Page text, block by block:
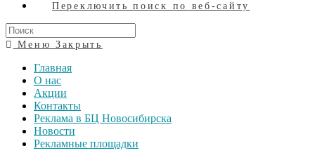
Переключить поиск по веб-сайту
Меню Закрыть
Главная
О нас
Акции
Контакты
Реклама в БЦ Новосибирска
Новости
Рекламные площадки